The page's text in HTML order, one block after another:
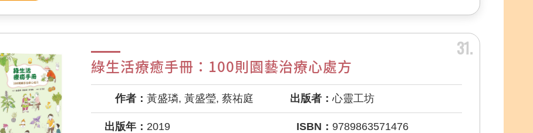
31
綠生活療癒手冊：100則園藝治療心處方
作者： 黃盛璘, 黃盛瑩, 蔡祐庭 出版者：心靈工坊
出版年： 2019 ISBN： 9789863571476